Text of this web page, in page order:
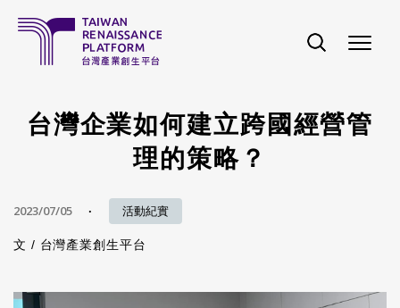
台灣企業如何建立跨國經營管
理的策略？
2023/07/05 活動紀實
文 / 台灣產業創生平台